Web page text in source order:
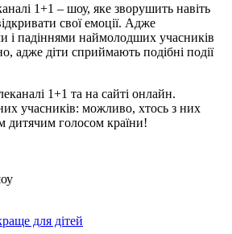
1+1 – шоу, яке зворушить навіть
свої емоції. Адже
і падіннями наймолодших учасників
адже діти сприймають подібні події
1+1 та на сайті онлайн.
учасників: можливо, хтось з них
дитячим голосом країни!
для дітей